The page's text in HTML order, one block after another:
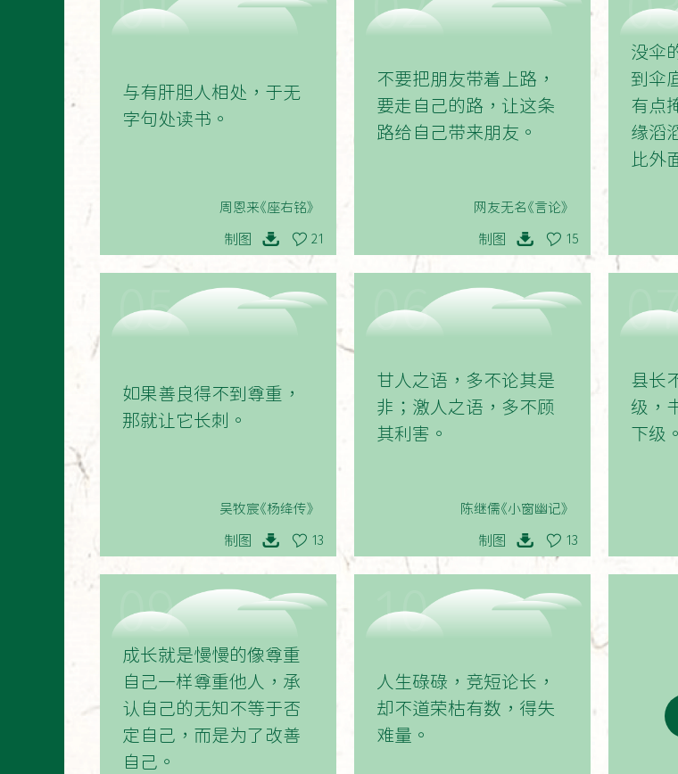
与有肝胆人相处，于无
字句处读书。
周恩来《座右铭》
制图 21
不要把朋友带着上路，
要走自己的路，让这条
路给自己带来朋友。
网友无名《言论》
制图 15
没伞
到伞
有点
缘滔
比外
05
如果善良得不到尊重，
那就让它长刺。
吴牧宸《杨绛传》
制图 13
06
甘人之语，多不论其是
非；激人之语，多不顾
其利害。
陈继儒《小窗幽记》
制图 13
县长
级，
下级。
09
成长就是慢慢的像尊重
自己一样尊重他人，承
认自己的无知不等于否
定自己，而是为了改善
自己。
10
人生碌碌，竞短论长，
却不道荣枯有数，得失
难量。